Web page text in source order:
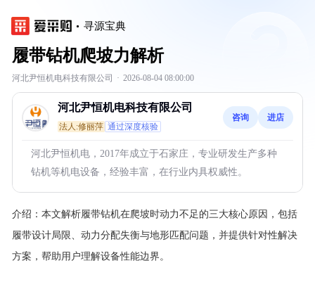
寻源宝典
履带钻机爬坡力解析
河北尹恒机电科技有限公司 · 2026-08-04 08:00:00
河北尹恒机电科技有限公司
法人:修丽萍 通过深度核验
咨询 进店
河北尹恒机电，2017年成立于石家庄，专业研发生产多种
钻机等机电设备，经验丰富，在行业内具权威性。
介绍： 本文解析履带钻机在爬坡时动力不足的三大核心原因，包括
履带设计局限、动力分配失衡与地形匹配问题，并提供针对性解决
方案，帮助用户理解设备性能边界。